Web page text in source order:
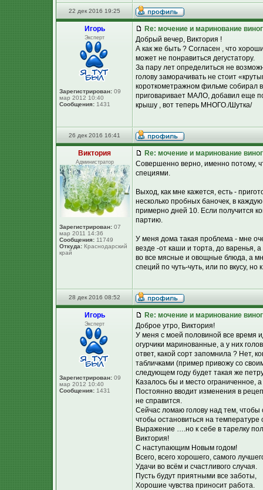
22 дек 2016 19:25
Игорь
Эксперт
Зарегистрирован: 09
мар 2012 10:40
Сообщения: 1431
Re: мочение и маринование
Добрый вечер, Виктория !
А как же быть ? Согласен , что
может не понравиться дегустатору.
За пару лет определиться не
голову заморачивать не стоит
короткометражном фильме собирал
приговаривает МАЛО, добавил еще
крышу , вот теперь МНОГО./Шутка/
26 дек 2016 16:41
Виктория
Администратор
Зарегистрирован: 07
мар 2011 14:36
Сообщения: 11749
Откуда: Краснодарский
край
Re: мочение и маринование
Совершенно верно, именно потому,
специями.
Выход, как мне кажется, есть -
несколько пробных баночек, в
примерно дней 10. Если получится
партию.
У меня дома такая проблема - мне
везде -от каши и торта, до варенья,
во все мясные и овощные блюда, а
специй по чуть-чуть, или по вкусу, но
28 дек 2016 08:52
Игорь
Эксперт
Зарегистрирован: 09
мар 2012 10:40
Сообщения: 1431
Re: мочение и маринование
Доброе утро, Виктория!
У меня с моей половиной все время
огурчики маринованные, а у них
ответ, какой сорт запомнила ? Нет,
табличками (пример привожу со
следующем году будет такая же
Казалось бы и место ограниченное,
Постоянно вводит изменения в
не справится.
Сейчас ломаю голову над тем,
чтобы остановиться на
Выражение ….но к себе в тарелку
Виктория!
С наступающим Новым годом!
Всего, всего хорошего, самого
Удачи во всём и счастливого случая.
Пусть будут приятными все заботы,
Хорошие чувства приносит работа.